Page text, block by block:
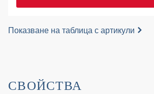
Показване на таблица с артикули
СВОЙСТВА